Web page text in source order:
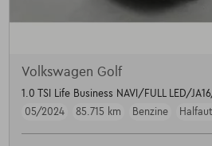
Volkswagen Golf
1.0 TSI Life Business NAVI/FULL LED/
05/2024
85.715 km Benzine